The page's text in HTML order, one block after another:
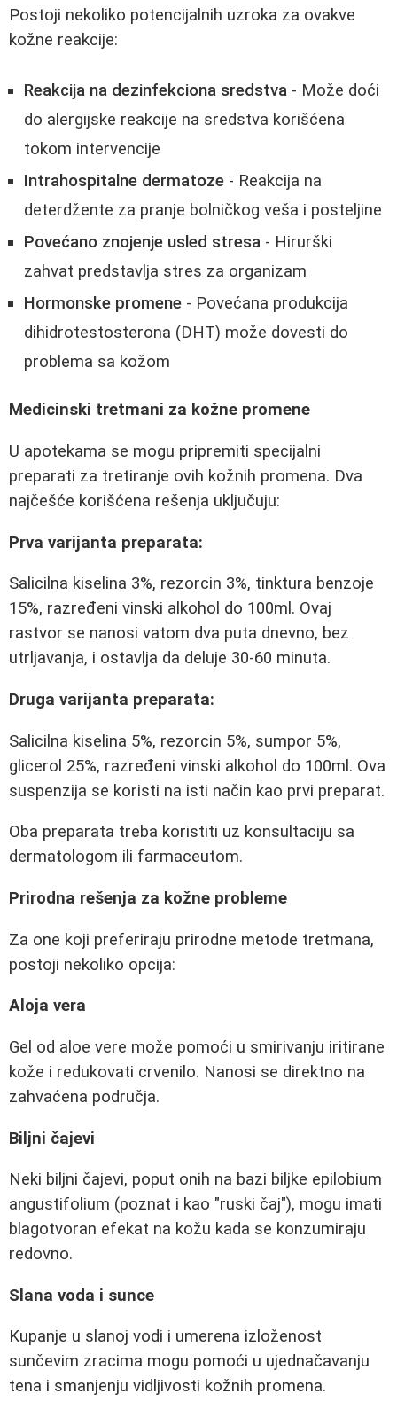
Postoji nekoliko potencijalnih uzroka za ovakve
kožne reakcije:
Reakcija na dezinfekciona sredstva - Može doći
do alergijske reakcije na sredstva korišćena
tokom intervencije
Intrahospitalne dermatoze - Reakcija na
deterdžente za pranje bolničkog veša i posteljine
Povećano znojenje usled stresa - Hirurški
zahvat predstavlja stres za organizam
Hormonske promene - Povećana produkcija
dihidrotestosterona (DHT) može dovesti do
problema sa kožom
Medicinski tretmani za kožne promene
U apotekama se mogu pripremiti specijalni
preparati za tretiranje ovih kožnih promena. Dva
najčešće korišćena rešenja uključuju:
Prva varijanta preparata:
Salicilna kiselina 3%, rezorcin 3%, tinktura benzoje
15%, razređeni vinski alkohol do 100ml. Ovaj
rastvor se nanosi vatom dva puta dnevno, bez
utrljavanja, i ostavlja da deluje 30-60 minuta.
Druga varijanta preparata:
Salicilna kiselina 5%, rezorcin 5%, sumpor 5%,
glicerol 25%, razređeni vinski alkohol do 100ml. Ova
suspenzija se koristi na isti način kao prvi preparat.
Oba preparata treba koristiti uz konsultaciju sa
dermatologom ili farmaceutom.
Prirodna rešenja za kožne probleme
Za one koji preferiraju prirodne metode tretmana,
postoji nekoliko opcija:
Aloja vera
Gel od aloe vere može pomoći u smirivanju iritirane
kože i redukovati crvenilo. Nanosi se direktno na
zahvaćena područja.
Biljni čajevi
Neki biljni čajevi, poput onih na bazi biljke epilobium
angustifolium (poznat i kao "ruski čaj"), mogu imati
blagotvoran efekat na kožu kada se konzumiraju
redovno.
Slana voda i sunce
Kupanje u slanoj vodi i umerena izloženost
sunčevim zracima mogu pomoći u ujednačavanju
tena i smanjenju vidljivosti kožnih promena.